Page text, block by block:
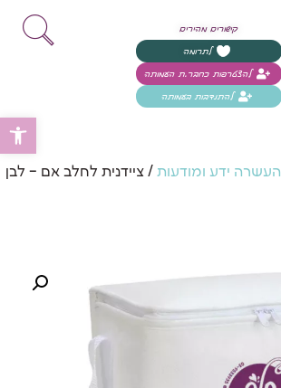
קישורים מהירים
לתרומה
להצטרפות כחבר.ת העמותה
להתנדבות בעמותה
העשרה ידע ומודעות / ציידנית לחלב אם – לבן